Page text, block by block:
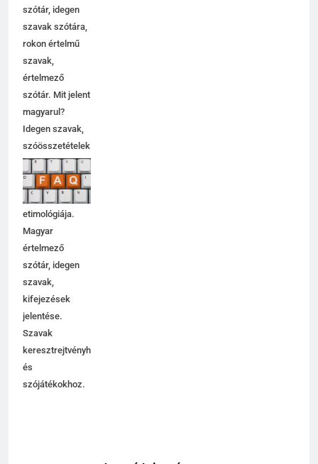
szótár, idegen
szavak szótára,
rokon értelmű
szavak,
értelmező
szótár. Mit jelent
magyarul?
Idegen szavak,
szóösszetételek
jelentése,
magyarázata,
használata,
etimológiája.
Magyar
értelmező
szótár, idegen
szavak,
kifejezések
jelentése.
Szavak
keresztrejtvényhez
és
szójátékokhoz.